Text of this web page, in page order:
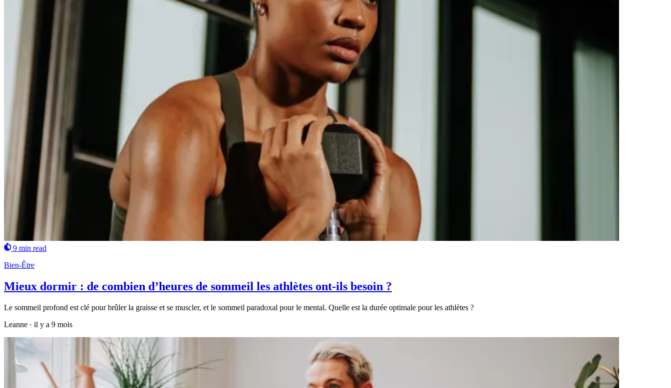
9 min read
Bien-Être
Mieux dormir : de combien d’heures de sommeil les athlètes ont-ils besoin ?
Le sommeil profond est clé pour brûler la graisse et se muscler, et le sommeil paradoxal pour le mental. Quelle est la durée optimale pour les athlètes ?
Leanne · il y a 9 mois